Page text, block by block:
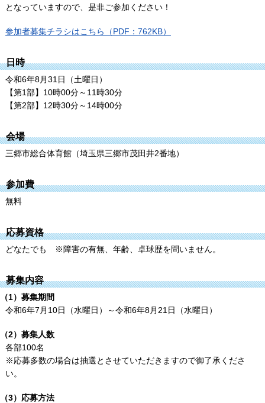
となっていますので、是非ご参加ください！
参加者募集チラシはこちら（PDF：762KB）
日時
令和6年8月31日（土曜日）
【第1部】10時00分～11時30分
【第2部】12時30分～14時00分
会場
三郷市総合体育館（埼玉県三郷市茂田井2番地）
参加費
無料
応募資格
どなたでも ※障害の有無、年齢、卓球歴を問いません。
募集内容
（1）募集期間
令和6年7月10日（水曜日）～令和6年8月21日（水曜日）
（2）募集人数
各部100名
※応募多数の場合は抽選とさせていただきますので御了承くださ
い。
（3）応募方法